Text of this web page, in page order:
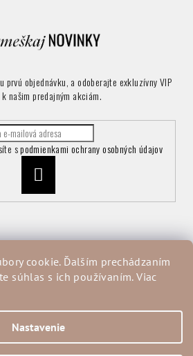
cookie. Ďalším prechádzaním
súhlas s ich používaním. Viac
Nastavenie
prvú objednávku, a odoberajte exkluzívny VIP
našim predajným akciám.
spodmienkami ochrany osobných údajov
tovaru
osobných údajov